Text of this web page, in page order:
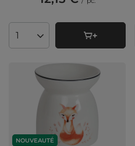
Quantité de produits
NOUVEAUTÉ